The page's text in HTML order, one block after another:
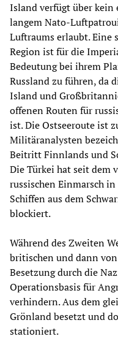
Island verfügt über kein
langem Nato-
Luftraums erlaubt. Eine
Region ist für die
Bedeutung bei ihrem
Russland zu führen, da
Island und
offenen Routen für
ist. Die Ostseeroute ist
Militäranalysten
Beitritt Finnlands und
Die Türkei hat seit dem
russischen Einmarsch
Schiffen aus dem
blockiert.
Während des Zweiten
britischen und dann
Besetzung durch die
Operationsbasis für
verhindern. Aus dem
Grönland besetzt und
stationiert.